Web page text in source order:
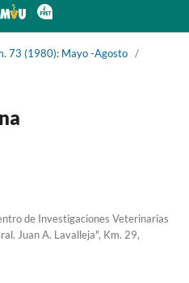
73 (1980): Mayo -Agosto /
de Investigaciones Veterinarias
Juan A. Lavalleja", Km. 29,